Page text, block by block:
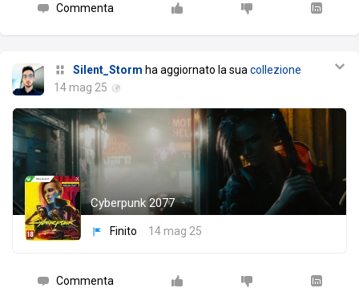
Commenta
Silent_Storm ha aggiornato la sua collezione
14 mag 25
Cyberpunk 2077
Finito 14 mag 25
Commenta